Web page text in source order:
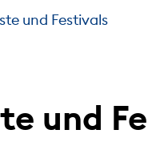
und Festivals
und